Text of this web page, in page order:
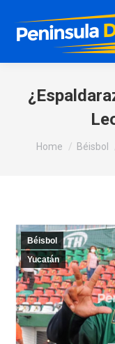
You are here:
Home Béisbol
Béisbol
Yucatán